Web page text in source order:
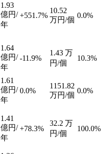
1.93
億円/
年
+551.7%
10.52
万円/個
0.0%
1.64
億円/
年
-11.9%
1.43 万
円/個
10.3%
1.61
億円/
年
0.0%
1151.82
万円/個
0.0%
1.41
億円/
年
+78.3%
32.2 万
円/個
100.0%